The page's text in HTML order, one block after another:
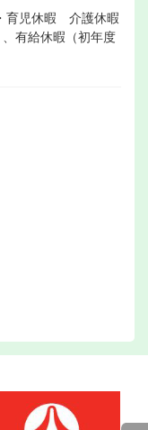
児休暇 介護休暇
有給休暇（初年度